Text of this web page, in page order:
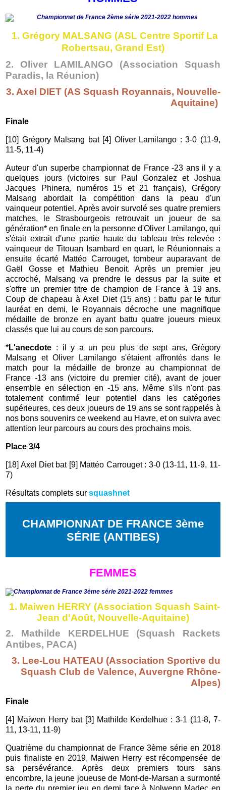
1. Grégory MALSANG (ASL Centre Sportif La
Robertsau, Grand Est)
2. Oliver LAMILANGO (Association Squash
Paradis, la Réunion)
3. Axel DIET (AS Squash Royannais, Nouvelle-
Aquitaine)
Finale
[10] Grégory Malsang bat [4] Oliver Lamilango : 3-0 (11-9,
11-5, 11-4)
Auteur d'un superbe championnat de France -23 ans il y a
quelques jours (victoires sur Paul Gonzalez et Joshua
Jacques Phinera, numéros 15 et 21 français), Grégory
Malsang abordait la compétition dans la peau d'un
vainqueur potentiel. Après avoir survolé ses quatre premiers
matches, le Strasbourgeois retrouvait un joueur de sa
génération* en finale en la personne d'Oliver Lamilango, qui
s'était extrait d'une partie haute du tableau très relevée :
vainqueur de Titouan Isambard en quart, le Réunionnais a
ensuite écarté Mattéo Carrouget, tombeur auparavant de
Gaël Gosse et Mathieu Benoit. Après un premier jeu
accroché, Malsang va prendre le dessus par la suite et
s'offre un premier titre de champion de France à 19 ans.
Coup de chapeau à Axel Diet (15 ans) : battu par le futur
lauréat en demi, le Royannais décroche une magnifique
médaille de bronze en ayant battu quatre joueurs mieux
classés que lui au cours de son parcours.
*L'anecdote : il y a un peu plus de sept ans, Grégory
Malsang et Oliver Lamilango s'étaient affrontés dans le
match pour la médaille de bronze au championnat de
France -13 ans (victoire du premier cité), avant de jouer
ensemble en sélection en -15 ans. Même s'ils n'ont pas
totalement confirmé leur potentiel dans les catégories
supérieures, ces deux joueurs de 19 ans se sont rappelés à
nos bons souvenirs ce weekend au Havre, et on suivra avec
attention leur parcours au cours des prochains mois.
Place 3/4
[18] Axel Diet bat [9] Mattéo Carrouget : 3-0 (13-11, 11-9, 11-
7)
Résultats complets sursquashnet
CHAMPIONNAT DE FRANCE 3ème
SÉRIE (ANTIBES)
FEMMES
1. Maiwen HERRY (Association Squash Saint-
Jean d'Août, Nouvelle-Aquitaine)
2. Mathilde KERDELHUE (Squash Rackets
Antibes, PACA)
3. Lee-Lou HATEAU (Association Sportive du
Squash Club de Valence, Auvergne Rhône-
Alpes)
Finale
[4] Maiwen Herry bat [3] Mathilde Kerdelhue : 3-1 (11-8, 7-
11, 13-11, 11-9)
Quatrième du championnat de France 3ème série en 2018
puis finaliste en 2019, Maiwen Herry est récompensée de
sa persévérance. Après deux premiers tours sans
encombre, la jeune joueuse de Mont-de-Marsan a surmonté
la perte du premier jeu en demi face à Nolwenn Madec en